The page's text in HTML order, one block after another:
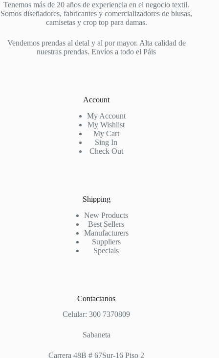
Tenemos más de 20 años de experiencia en el negocio textil.
Somos diseñadores, fabricantes y comercializadores de blusas,
camisetas y crop top para damas.
Vendemos prendas al detal y al por mayor. Alta calidad de
nuestras prendas. Envíos a todo el Páis
Account
My Account
My Wishlist
My Cart
Sing In
Check Out
Shipping
New Products
Best Sellers
Manufacturers
Suppliers
Specials
Contactanos
Celular: 300 7370809
Sabaneta
Carrera 48B # 67Sur-16 Piso 2